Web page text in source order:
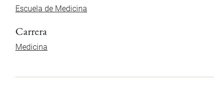
Escuela de Medicina
Carrera
Medicina